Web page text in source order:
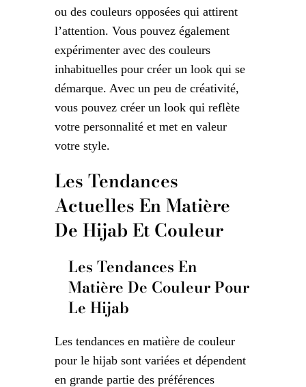
ou des couleurs opposées qui attirent
l’attention. Vous pouvez également
expérimenter avec des couleurs
inhabituelles pour créer un look qui se
démarque. Avec un peu de créativité,
vous pouvez créer un look qui reflète
votre personnalité et met en valeur
votre style.
Les Tendances
Actuelles En Matière
De Hijab Et Couleur
Les Tendances En
Matière De Couleur Pour
Le Hijab
Les tendances en matière de couleur
pour le hijab sont variées et dépendent
en grande partie des préférences